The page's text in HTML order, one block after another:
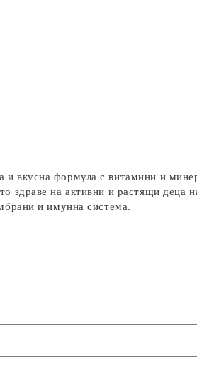
вкусна формула с витамини и
здраве на активни и растящи деца
и имунна система.